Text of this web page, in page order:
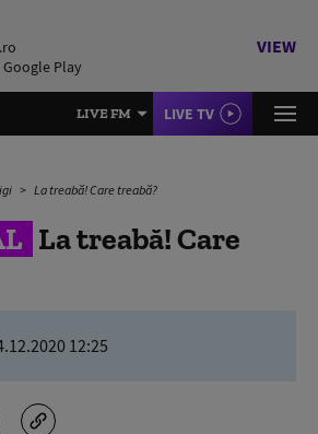
Google Play
VIEW
LIVE FM LIVE TV
La treabă! Care treabă?
La treabă! Care
12:25